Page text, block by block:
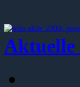
Aktuelle